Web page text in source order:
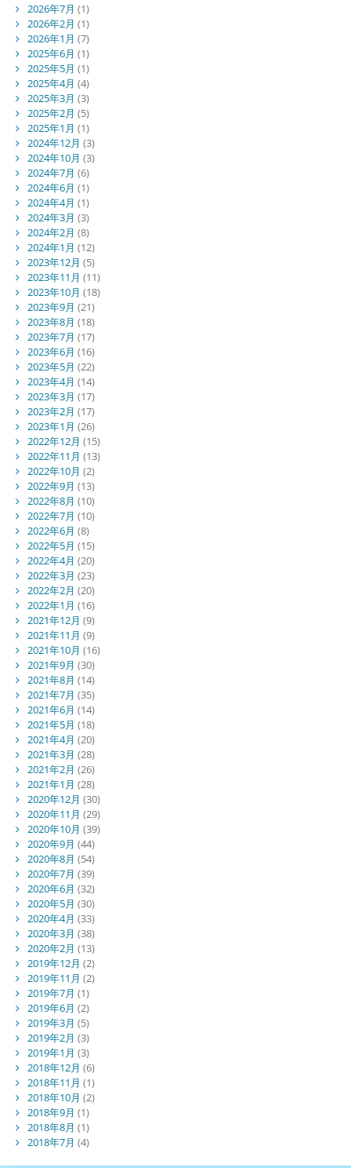
2026年7月 (1)
2026年2月 (1)
2026年1月 (7)
2025年6月 (1)
2025年5月 (1)
2025年4月 (4)
2025年3月 (3)
2025年2月 (5)
2025年1月 (1)
2024年12月 (3)
2024年10月 (3)
2024年7月 (6)
2024年6月 (1)
2024年4月 (1)
2024年3月 (3)
2024年2月 (8)
2024年1月 (12)
2023年12月 (5)
2023年11月 (11)
2023年10月 (18)
2023年9月 (21)
2023年8月 (18)
2023年7月 (17)
2023年6月 (16)
2023年5月 (22)
2023年4月 (14)
2023年3月 (17)
2023年2月 (17)
2023年1月 (26)
2022年12月 (15)
2022年11月 (13)
2022年10月 (2)
2022年9月 (13)
2022年8月 (10)
2022年7月 (10)
2022年6月 (8)
2022年5月 (15)
2022年4月 (20)
2022年3月 (23)
2022年2月 (20)
2022年1月 (16)
2021年12月 (9)
2021年11月 (9)
2021年10月 (16)
2021年9月 (30)
2021年8月 (14)
2021年7月 (35)
2021年6月 (14)
2021年5月 (18)
2021年4月 (20)
2021年3月 (28)
2021年2月 (26)
2021年1月 (28)
2020年12月 (30)
2020年11月 (29)
2020年10月 (39)
2020年9月 (44)
2020年8月 (54)
2020年7月 (39)
2020年6月 (32)
2020年5月 (30)
2020年4月 (33)
2020年3月 (38)
2020年2月 (13)
2019年12月 (2)
2019年11月 (2)
2019年7月 (1)
2019年6月 (2)
2019年3月 (5)
2019年2月 (3)
2019年1月 (3)
2018年12月 (6)
2018年11月 (1)
2018年10月 (2)
2018年9月 (1)
2018年8月 (1)
2018年7月 (4)